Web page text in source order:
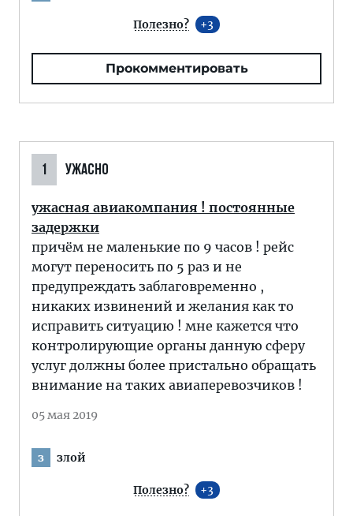
Полезно? 3
Прокомментировать
1 УЖАСНО
ужасная авиакомпания ! постоянные
задержки
причём не маленькие по 9 часов ! рейс
могут переносить по 5 раз и не
предупреждать заблаговременно ,
никаких извинений и желания как то
исправить ситуацию ! мне кажется что
контролирующие органы данную сферу
услуг должны более пристально обращать
внимание на таких авиаперевозчиков !
05 мая 2019
з злой
Полезно? 3